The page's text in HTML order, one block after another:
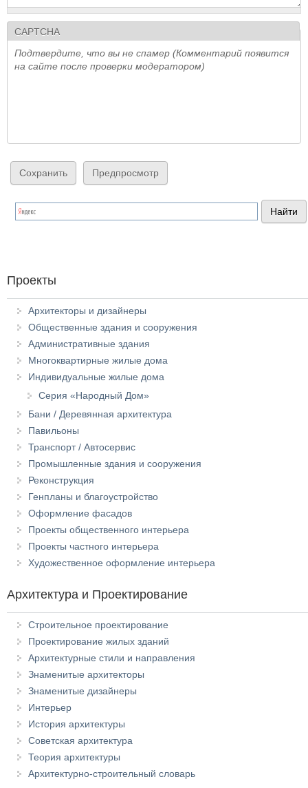
CAPTCHA
Подтвердите, что вы не спамер (Комментарий появится
на сайте после проверки модератором)
Проекты
Архитекторы и дизайнеры
Общественные здания и сооружения
Административные здания
Многоквартирные жилые дома
Индивидуальные жилые дома
Серия «Народный Дом»
Бани / Деревянная архитектура
Павильоны
Транспорт / Автосервис
Промышленные здания и сооружения
Реконструкция
Генпланы и благоустройство
Оформление фасадов
Проекты общественного интерьера
Проекты частного интерьера
Художественное оформление интерьера
Архитектура и Проектирование
Строительное проектирование
Проектирование жилых зданий
Архитектурные стили и направления
Знаменитые архитекторы
Знаменитые дизайнеры
Интерьер
История архитектуры
Советская архитектура
Теория архитектуры
Архитектурно-строительный словарь